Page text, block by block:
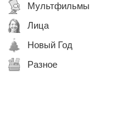
Мультфильмы
Лица
Новый Год
Разное